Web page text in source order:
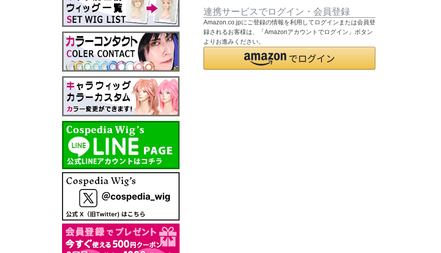
連携サービスでログイン・会員登録
Amazon.co.jpにご登録の情報を利用してログインまたは会員登
録されるお客様は、「Amazonアカウントでログイン」ボタン
よりお進みください。